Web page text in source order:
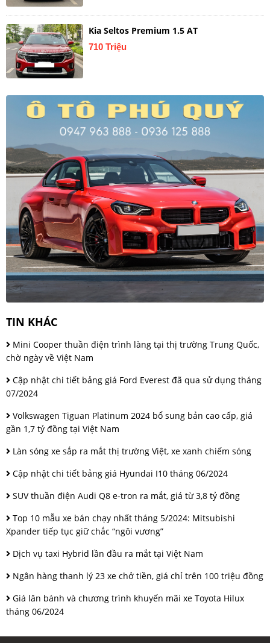
Kia Seltos Premium 1.5 AT
710 Triệu
TIN KHÁC
Mini Cooper thuần điện trình làng tại thị trường Trung Quốc,
chờ ngày về Việt Nam
Cập nhật chi tiết bảng giá Ford Everest đã qua sử dụng tháng
07/2024
Volkswagen Tiguan Platinum 2024 bổ sung bản cao cấp, giá
gần 1,7 tỷ đồng tại Việt Nam
Làn sóng xe sắp ra mắt thị trường Việt, xe xanh chiếm sóng
Cập nhật chi tiết bảng giá Hyundai I10 tháng 06/2024
SUV thuần điện Audi Q8 e-tron ra mắt, giá từ 3,8 tỷ đồng
Top 10 mẫu xe bán chạy nhất tháng 5/2024: Mitsubishi
Xpander tiếp tục giữ chắc “ngôi vương”
Dịch vụ taxi Hybrid lần đầu ra mắt tại Việt Nam
Ngân hàng thanh lý 23 xe chở tiền, giá chỉ trên 100 triệu đồng
Giá lăn bánh và chương trình khuyến mãi xe Toyota Hilux
tháng 06/2024